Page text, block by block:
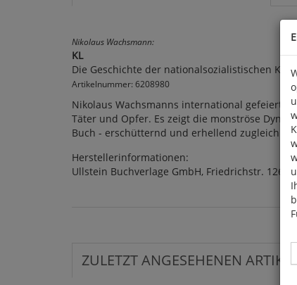
Nikolaus Wachsmann:
KL
Die Geschichte der nationalsozialistischen
Artikelnummer: 6208980
Nikolaus Wachsmanns international
Täter und Opfer. Es zeigt die monströse
Buch - erschütternd und erhellend zugleich!
Herstellerinformationen:
Ullstein Buchverlage GmbH, Friedrichstr. 126,
ZULETZT ANGESEHENEN